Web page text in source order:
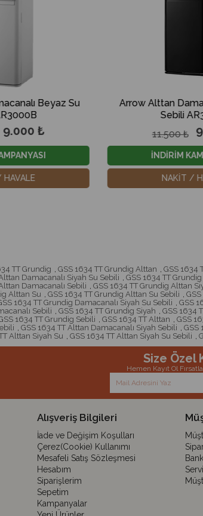
Su
Arrow Alttan Damacanalı
Sebili AR3000S
9.000 ₺
İNDİRİM KAMPANYASI
NAKİT / HAVALE
TT Grundig GSS 1634 TT Grundig Alttan GSS 1634
Damacanalı Siyah Su Sebili GSS 1634 TT
Damacanalı Sebili GSS 1634 TT Grundig Alttan
Alttan Su GSS 1634 TT Grundig Alttan Su Sebili
1634 TT Grundig Damacanalı Siyah Su Sebili GSS
Sebili GSS 1634 TT Grundig Siyah GSS 1634
1634 TT Grundig Sebili GSS 1634 TT Alttan GSS
GSS 1634 TT Alttan Damacanalı Siyah Sebili GSS
Alttan Siyah Su GSS 1634 TT Alttan Siyah Su Sebili
Size Özel
Hemen Kayıt Ol
Alışveriş Bilgileri
İade ve Değişim Koşulları
Çerez(Cookie) Kullanımı
Mesafeli Satış Sözleşmesi
Hesabım
Siparişlerim
Sepetim
Kampanyalar